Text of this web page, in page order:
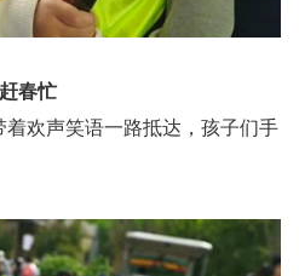
赶春忙
欢声笑语一路抵达，孩子们手